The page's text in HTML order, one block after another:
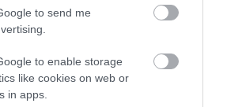
to send me
to enable storage
like cookies on web or
in apps.
ÜTEMBEN DOLGOZNAK A 25-
ÖS FŐÚTON EGERBEN
augusztus 07